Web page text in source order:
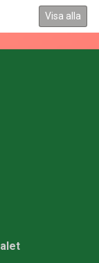
Visa alla